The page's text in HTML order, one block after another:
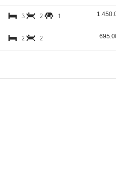
3 2 1
2 2